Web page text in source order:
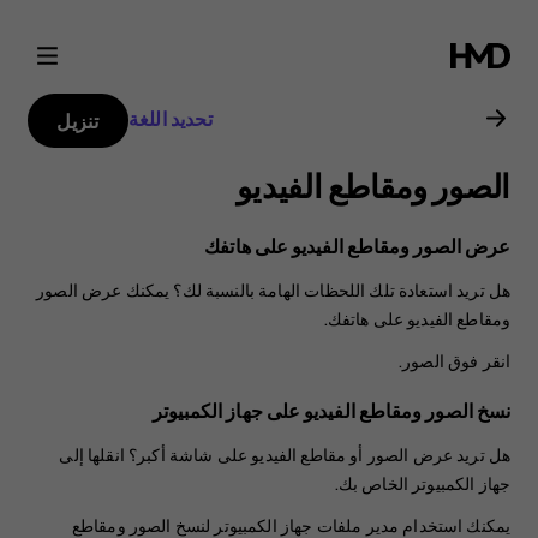
دليل
مستخدم
هاتف
Nokia
2.1
تحديد اللغة تنزيل
الصور ومقاطع الفيديو
عرض الصور ومقاطع الفيديو على هاتفك
هل تريد استعادة تلك اللحظات الهامة بالنسبة لك؟ يمكنك عرض الصور
ومقاطع الفيديو على هاتفك.
انقر فوق الصور .
نسخ الصور ومقاطع الفيديو على جهاز الكمبيوتر
هل تريد عرض الصور أو مقاطع الفيديو على شاشة أكبر؟ انقلها إلى
جهاز الكمبيوتر الخاص بك.
يمكنك استخدام مدير ملفات جهاز الكمبيوتر لنسخ الصور ومقاطع